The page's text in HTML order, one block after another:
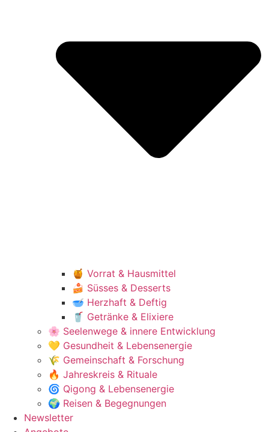
🍯 Vorrat & Hausmittel
🍰 Süsses & Desserts
🥣 Herzhaft & Deftig
🥤 Getränke & Elixiere
🌸 Seelenwege & innere Entwicklung
💛 Gesundheit & Lebensenergie
🌾 Gemeinschaft & Forschung
🔥 Jahreskreis & Rituale
🌀 Qigong & Lebensenergie
🌍 Reisen & Begegnungen
Newsletter